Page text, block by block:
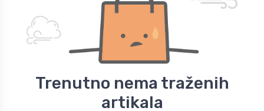
Trenutno nema traženih
artikala